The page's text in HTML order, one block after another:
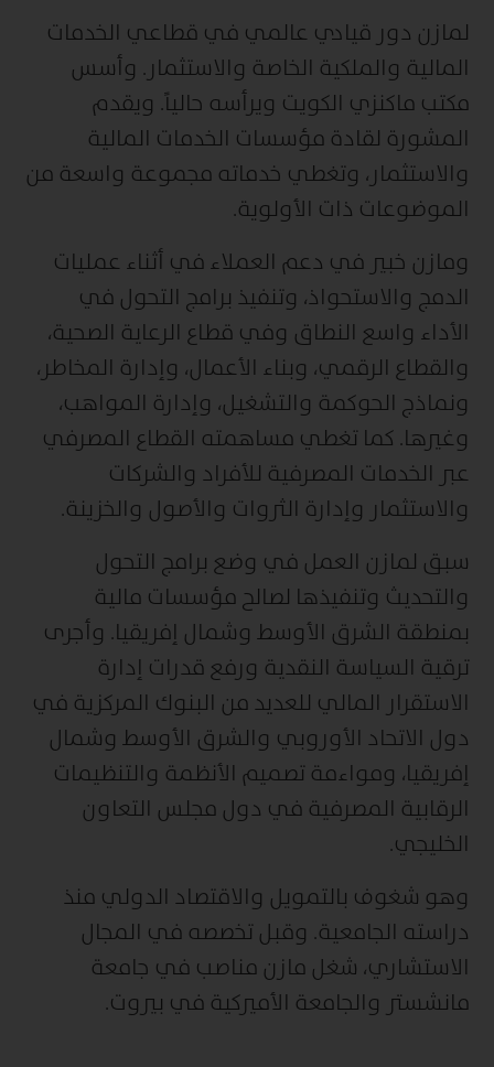
لمازن دور قيادي عالمي في قطاعي الخدمات
المالية والملكية الخاصة والاستثمار. وأسس
مكتب ماكنزي الكويت ويرأسه حالياً. ويقدم
المشورة لقادة مؤسسات الخدمات المالية
والاستثمار، وتغطي خدماته مجموعة واسعة من
الموضوعات ذات الأولوية.
ومازن خبير في دعم العملاء في أثناء عمليات
الدمج والاستحواذ، وتنفيذ برامج التحول في
الأداء واسع النطاق وفي قطاع الرعاية الصحية،
والقطاع الرقمي، وبناء الأعمال، وإدارة المخاطر،
ونماذج الحوكمة والتشغيل، وإدارة المواهب،
وغيرها. كما تغطي مساهمته القطاع المصرفي
عبر الخدمات المصرفية للأفراد والشركات
والاستثمار وإدارة الثروات والأصول والخزينة.
سبق لمازن العمل في وضع برامج التحول
والتحديث وتنفيذها لصالح مؤسسات مالية
بمنطقة الشرق الأوسط وشمال إفريقيا. وأجرى
ترقية السياسة النقدية ورفع قدرات إدارة
الاستقرار المالي للعديد من البنوك المركزية في
دول الاتحاد الأوروبي والشرق الأوسط وشمال
إفريقيا، ومواءمة تصميم الأنظمة والتنظيمات
الرقابية المصرفية في دول مجلس التعاون
الخليجي.
وهو شغوف بالتمويل والاقتصاد الدولي منذ
دراسته الجامعية. وقبل تخصصه في المجال
الاستشاري، شغل مازن مناصب في جامعة
مانشستر والجامعة الأميركية في بيروت.